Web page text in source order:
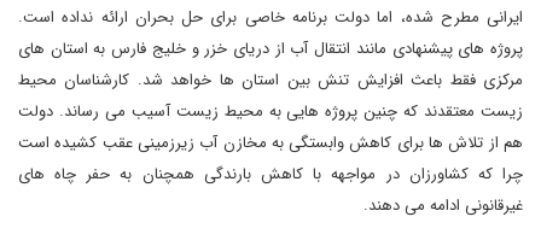
ایرانی مطرح شده، اما دولت برنامه خاصی برای حل بحران ارائه نداده است.
پروژه های پیشنهادی مانند انتقال آب از دریای خزر و خلیج فارس به استان های
مرکزی فقط باعث افزایش تنش بین استان ها خواهد شد. کارشناسان محیط
زیست معتقدند که چنین پروژه هایی به محیط زیست آسیب می رساند. دولت
هم از تلاش ها برای کاهش وابستگی به مخازن آب زیرزمینی عقب کشیده است
چرا که کشاورزان در مواجهه با کاهش بارندگی همچنان به حفر چاه های
غیرقانونی ادامه می دهند.